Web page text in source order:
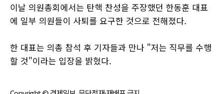
이날 의원총회에서는 탄핵 찬성을 주장했던 한동훈 대표
에 일부 의원들이 사퇴를 요구한 것으로 전해졌다.
한 대표는 의총 참석 후 기자들과 만나 "저는 직무를 수행
할 것"이라는 입장을 밝혔다.